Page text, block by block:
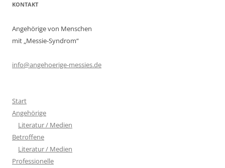
KONTAKT
Angehörige von Menschen
mit „Messie-Syndrom“
info@angehoerige-messies.de
Start
Angehörige
Literatur / Medien
Betroffene
Literatur / Medien
Professionelle